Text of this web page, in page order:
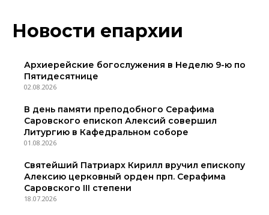
Новости епархии
Архиерейские богослужения в Неделю 9-ю по
Пятидесятнице
02.08.2026
В день памяти преподобного Серафима
Саровского епископ Алексий совершил
Литургию в Кафедральном соборе
01.08.2026
Святейший Патриарх Кирилл вручил епископу
Алексию церковный орден прп. Серафима
Саровского III степени
18.07.2026